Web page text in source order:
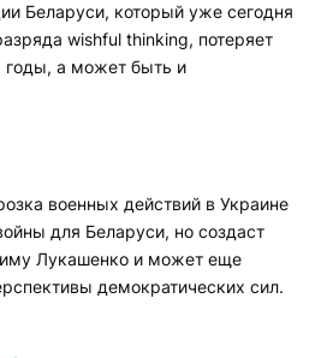
Беларуси, который уже сегодня
wishful thinking, потеряет
годы, а может быть и
военных действий в Украине
для Беларуси, но создаст
Лукашенко и может еще
демократических сил.